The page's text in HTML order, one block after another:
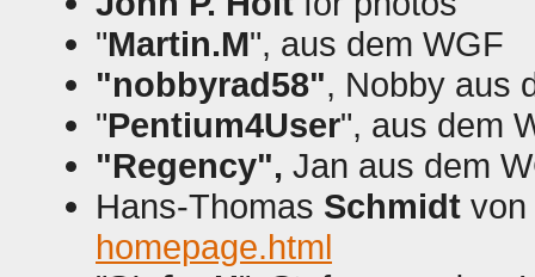
"Martin.M", aus dem WGF
"nobbyrad58", Nobby aus
"Pentium4User", aus dem
"Regency", Jan aus dem
Hans-Thomas Schmidt von
homepage.html